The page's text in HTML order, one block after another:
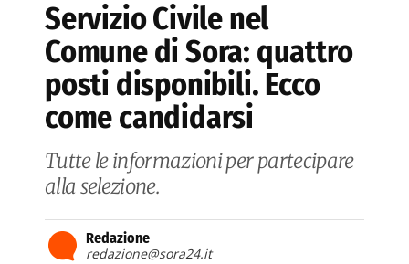
Servizio Civile nel
Comune di Sora: quattro
posti disponibili. Ecco
come candidarsi
Tutte le informazioni per partecipare
alla selezione.
Redazione
redazione@sora24.it